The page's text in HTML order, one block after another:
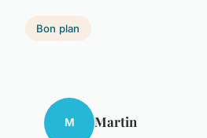
Bon plan
M Martin